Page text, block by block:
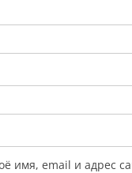
имя, email и адрес